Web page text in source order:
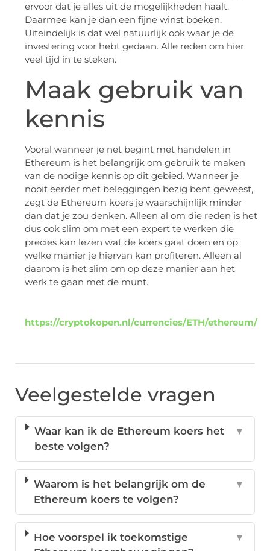
ervoor dat je alles uit de mogelijkheden haalt.
Daarmee kan je dan een fijne winst boeken.
Uiteindelijk is dat wel natuurlijk ook waar je de
investering voor hebt gedaan. Alle reden om hier
veel tijd in te steken.
Maak gebruik van
kennis
Vooral wanneer je net begint met handelen in
Ethereum is het belangrijk om gebruik te maken
van de nodige kennis op dit gebied. Wanneer je
nooit eerder met beleggingen bezig bent geweest,
zegt de Ethereum koers je waarschijnlijk minder
dan dat je zou denken. Alleen al om die reden is het
dus ook slim om met een expert te werken die
precies kan lezen wat de koers gaat doen en op
welke manier je hiervan kan profiteren. Alleen al
daarom is het slim om op deze manier aan het
werk te gaan met de munt.
https://cryptokopen.nl/currencies/ETH/ethereum/
Veelgestelde vragen
Waar kan ik de Ethereum koers het
beste volgen?
▼
Waarom is het belangrijk om de
Ethereum koers te volgen?
▼
Hoe voorspel ik toekomstige
▼